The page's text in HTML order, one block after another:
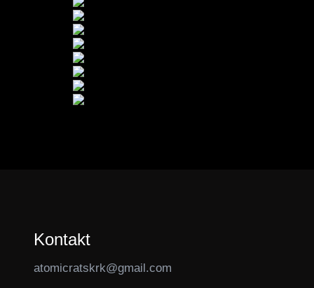
Kontakt
atomicratskrk@gmail.com​